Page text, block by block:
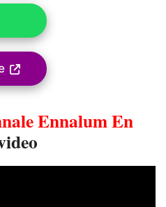
Ennalum En